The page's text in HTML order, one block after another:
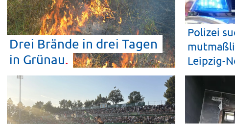
Drei Brände in drei Tagen
in Grünau
Polizei
Leipzig-